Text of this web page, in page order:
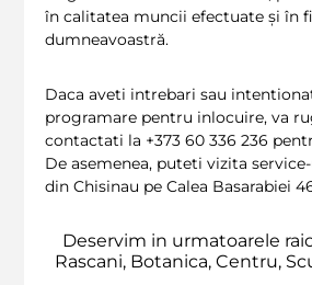
în calitatea muncii efectuate și în
dumneavoastră.
Daca aveti intrebari sau
programare pentru inlocuire, va
contactati la +373 60 336 236
De asemenea, puteti vizita
din Chisinau pe Calea Basarabiei
Deservim in urmatoarele
Rascani, Botanica, Centru,